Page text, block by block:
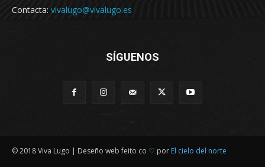
Contacta: vivalugo@vivalugo.es
SÍGUENOS
© 2018 Viva Lugo | Deseño web feito co ♡ por El cielo del norte